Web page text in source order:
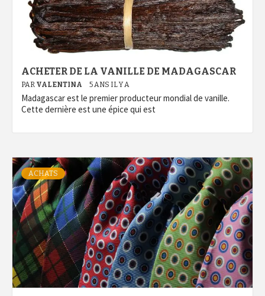
ACHETER DE LA VANILLE DE MADAGASCAR
PAR VALENTINA 5 ANS IL Y A
Madagascar est le premier producteur mondial de vanille.
Cette dernière est une épice qui est
ACHATS